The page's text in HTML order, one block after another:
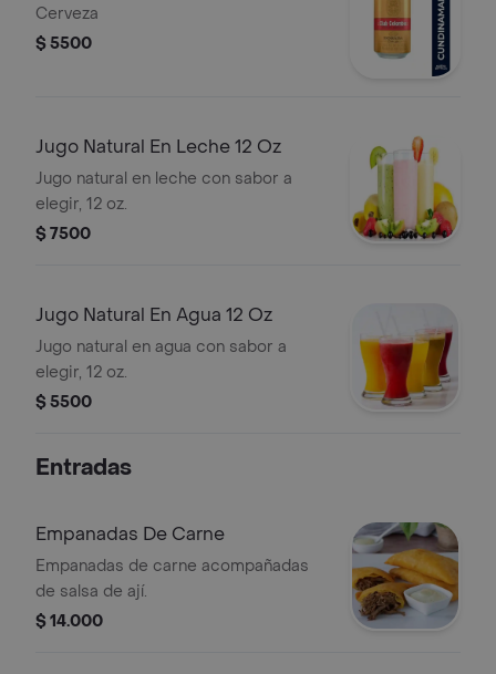
Cerveza
$ 5500
Jugo Natural En Leche 12 Oz
Jugo natural en leche con sabor a
elegir, 12 oz.
$ 7500
Jugo Natural En Agua 12 Oz
Jugo natural en agua con sabor a
elegir, 12 oz.
$ 5500
Entradas
Empanadas De Carne
Empanadas de carne acompañadas
de salsa de ají.
$ 14.000